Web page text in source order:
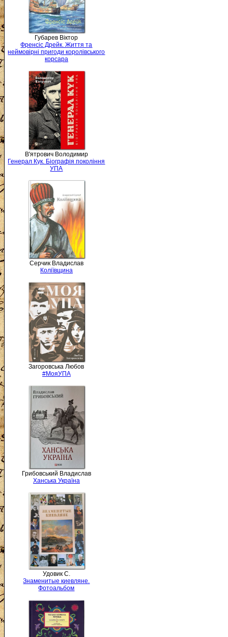
Губарев Віктор
Френсіс Дрейк. Життя та
неймовірні пригоди королівського
корсара
В'ятрович Володимир
Генерал Кук. Біографія покоління
УПА
Серчик Владислав
Коліївщина
Загоровська Любов
#МояУПА
Грибовський Владислав
Ханська Україна
Удовик С.
Знаменитые киевляне.
Фотоальбом